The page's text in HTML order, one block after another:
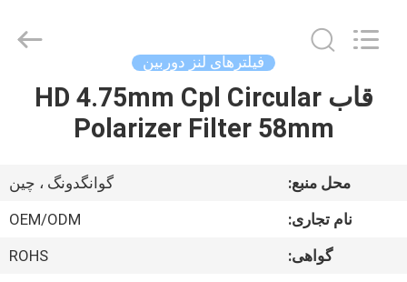
صفحه
محصولات
Technology
فیلترهای لنز دوربین
قاب HD 4.75mm Cpl Circular
Polarizer Filter 58mm
محل منبع:
گوانگدونگ ، چین
نام تجاری:
OEM/ODM
گواهی:
ROHS